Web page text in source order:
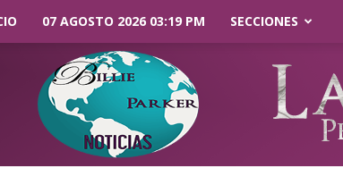
07 AGOSTO 2026 03:19 PM SECCIONES
Parker
Noticias